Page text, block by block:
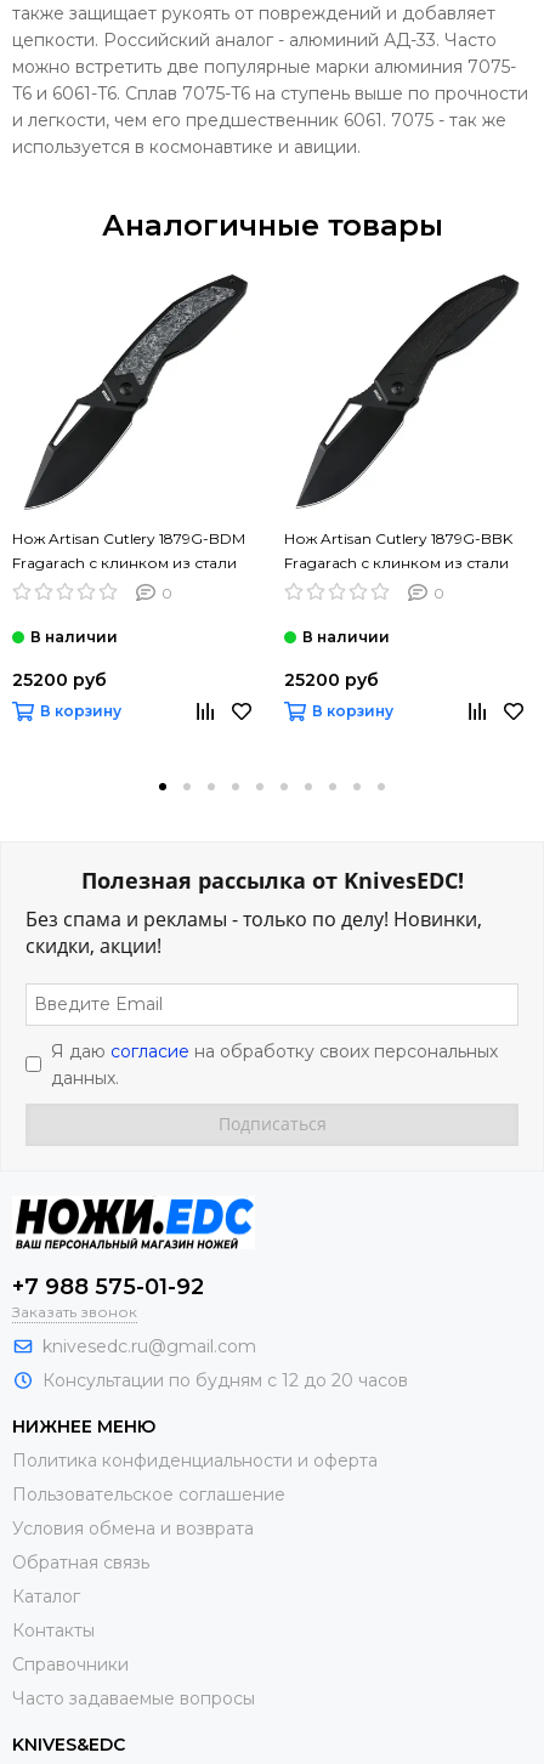
также защищает рукоять от повреждений и добавляет
цепкости. Российский аналог - алюминий АД-33. Часто
можно встретить две популярные марки алюминия 7075-
T6 и 6061-T6. Сплав 7075-T6 на ступень выше по прочности
и легкости, чем его предшественник 6061. 7075 - так же
используется в космонавтике и авиции.
Аналогичные товары
Нож Artisan Cutlery 1879G-BDM
Fragarach с клинком из стали
CPM S90V, рукоять Titan /
0
25200 руб
В корзину
Нож Artisan Cutlery 1879G-BBK
Fragarach с клинком из стали
CPM S90V, рукоять Titan /
0
25200 руб
В корзину
Полезная рассылка от KnivesEDC!
Без спама и рекламы - только по делу! Новинки,
скидки, акции!
Я даю согласие на обработку своих персональных
данных.
+7 988 575-01-92
Заказать звонок
knivesedc.ru@gmail.com
Консультации по будням с 12 до 20 часов
НИЖНЕЕ МЕНЮ
Политика конфиденциальности и оферта
Пользовательское соглашение
Условия обмена и возврата
Обратная связь
Каталог
Контакты
Справочники
Часто задаваемые вопросы
KNIVES&EDC